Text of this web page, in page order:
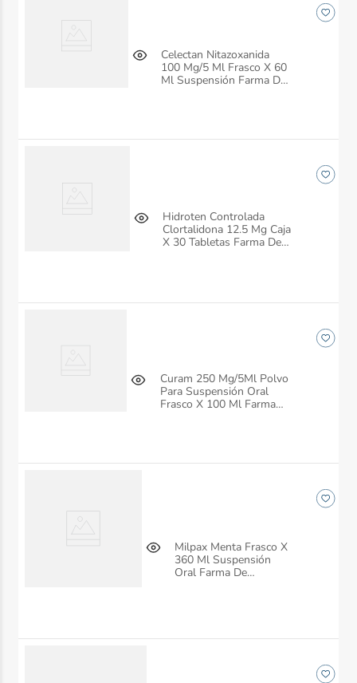
Celectan Nitazoxanida
100 Mg/5 Ml Frasco X 60
Ml Suspensión Farma De
Hidroten Controlada
Clortalidona 12.5 Mg Caja
X 30 Tabletas Farma De
Curam 250 Mg/5Ml Polvo
Para Suspensión Oral
Frasco X 100 Ml Farma
Milpax Menta Frasco X
360 Ml Suspensión
Oral Farma De